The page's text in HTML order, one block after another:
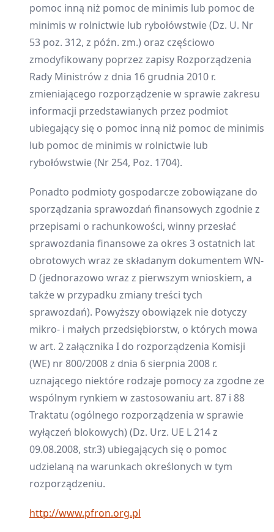
pomoc inną niż pomoc de minimis lub pomoc de
minimis w rolnictwie lub rybołówstwie (Dz. U. Nr
53 poz. 312, z późn. zm.) oraz częściowo
zmodyfikowany poprzez zapisy Rozporządzenia
Rady Ministrów z dnia 16 grudnia 2010 r.
zmieniającego rozporządzenie w sprawie zakresu
informacji przedstawianych przez podmiot
ubiegający się o pomoc inną niż pomoc de minimis
lub pomoc de minimis w rolnictwie lub
rybołówstwie (Nr 254, Poz. 1704).
Ponadto podmioty gospodarcze zobowiązane do
sporządzania sprawozdań finansowych zgodnie z
przepisami o rachunkowości, winny przesłać
sprawozdania finansowe za okres 3 ostatnich lat
obrotowych wraz ze składanym dokumentem WN-
D (jednorazowo wraz z pierwszym wnioskiem, a
także w przypadku zmiany treści tych
sprawozdań). Powyższy obowiązek nie dotyczy
mikro- i małych przedsiębiorstw, o których mowa
w art. 2 załącznika I do rozporządzenia Komisji
(WE) nr 800/2008 z dnia 6 sierpnia 2008 r.
uznającego niektóre rodzaje pomocy za zgodne ze
wspólnym rynkiem w zastosowaniu art. 87 i 88
Traktatu (ogólnego rozporządzenia w sprawie
wyłączeń blokowych) (Dz. Urz. UE L 214 z
09.08.2008, str.3) ubiegających się o pomoc
udzielaną na warunkach określonych w tym
rozporządzeniu.
http://www.pfron.org.pl